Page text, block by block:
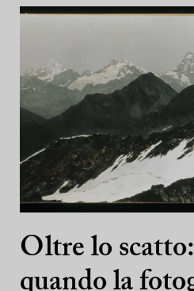
Oltre lo scatto:
quando la